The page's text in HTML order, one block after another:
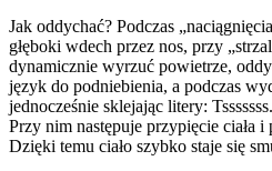
Jak oddychać? Podczas
głęboki wdech przez nos, przy
dynamicznie wyrzuć powietrze,
język do podniebienia, a podczas
jednocześnie sklejając litery: Tsssssss.
Przy nim następuje przypięcie ciała
Dzięki temu ciało szybko staje się